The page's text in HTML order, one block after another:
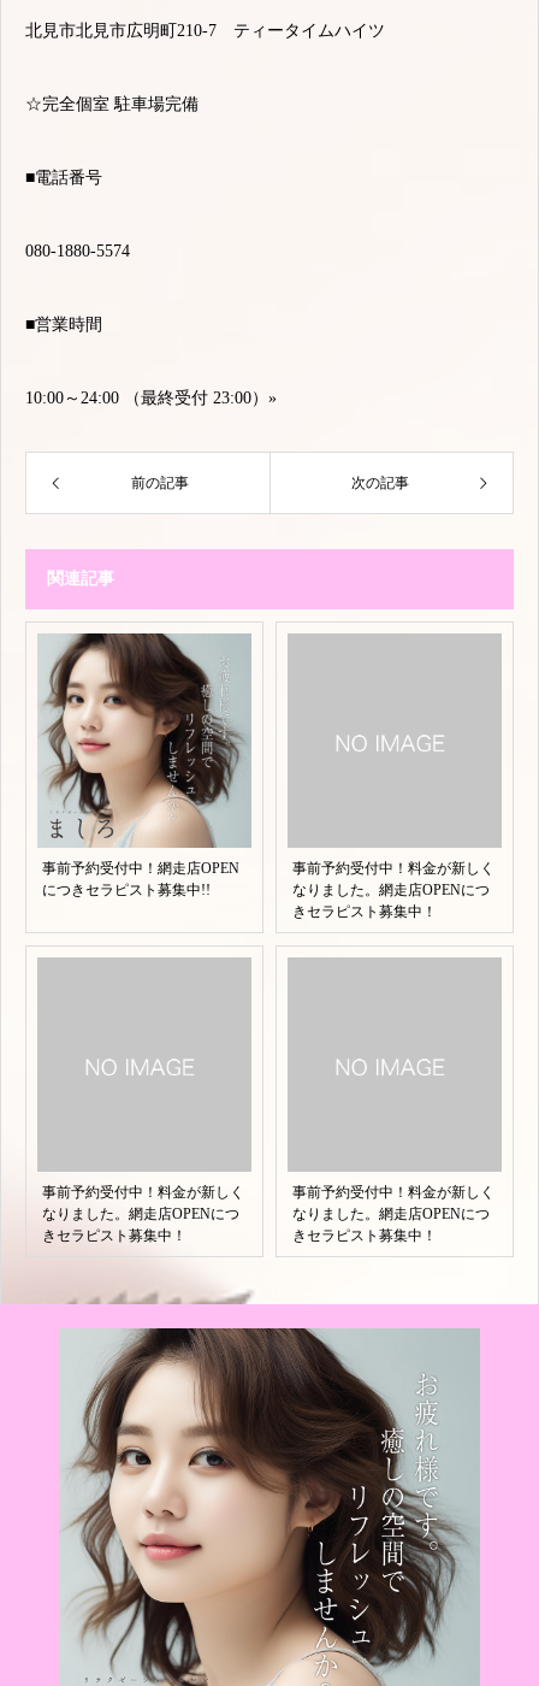
北見市北見市広明町210-7 ティータイムハイツ
☆完全個室 駐車場完備
■電話番号
080-1880-5574
■営業時間
10:00～24:00 （最終受付 23:00） »
前の記事 次の記事
関連記事
事前予約受付中！網走店OPEN
につきセラピスト募集中!!
事前予約受付中！料金が新しく
なりました。網走店OPENにつ
きセラピスト募集中！
事前予約受付中！料金が新しく
なりました。網走店OPENにつ
きセラピスト募集中！
事前予約受付中！料金が新しく
なりました。網走店OPENにつ
きセラピスト募集中！